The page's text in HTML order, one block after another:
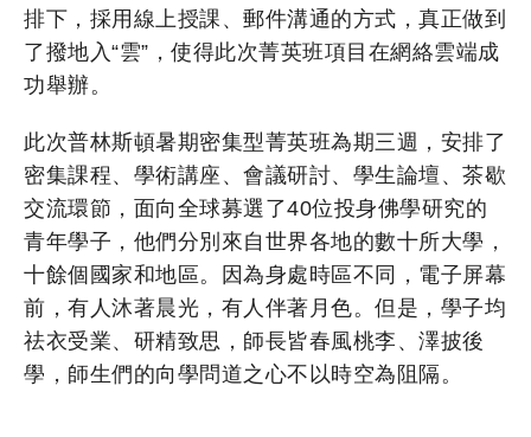
排下，採用線上授課、郵件溝通的方式，真正做到
了撥地入“雲”，使得此次菁英班項目在網絡雲端成
功舉辦。
此次普林斯頓暑期密集型菁英班為期三週，安排了
密集課程、學術講座、會議研討、學生論壇、茶歇
交流環節，面向全球募選了40位投身佛學研究的
青年學子，他們分別來自世界各地的數十所大學，
十餘個國家和地區。因為身處時區不同，電子屏幕
前，有人沐著晨光，有人伴著月色。但是，學子均
祛衣受業、研精致思，師長皆春風桃李、澤披後
學，師生們的向學問道之心不以時空為阻隔。